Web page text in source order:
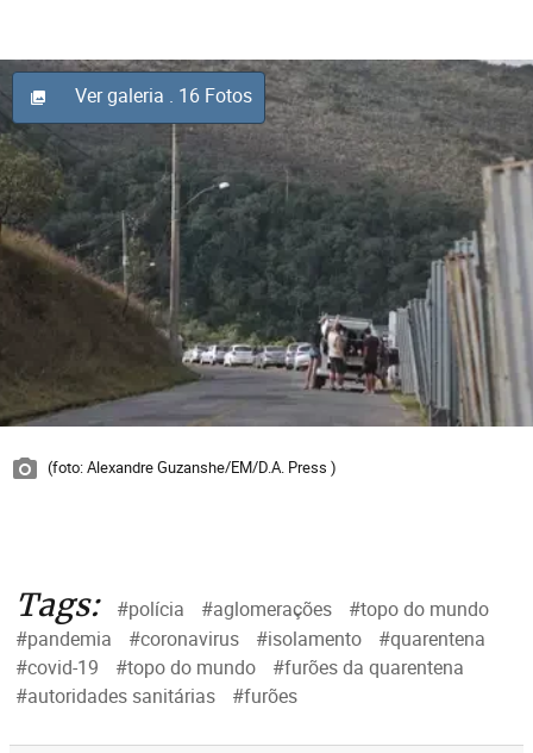
Ver galeria . 16 Fotos
(foto: Alexandre Guzanshe/EM/D.A. Press )
Tags: #polícia #aglomerações
#topo do mundo
#pandemia
#coronavirus #isolamento
#quarentena
#covid-19
#topo do mundo
#furões da quarentena
#autoridades sanitárias
#furões